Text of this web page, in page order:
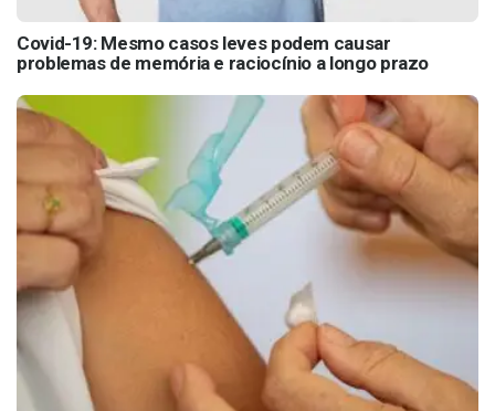
Covid-19: Mesmo casos leves podem causar
problemas de memória e raciocínio a longo prazo